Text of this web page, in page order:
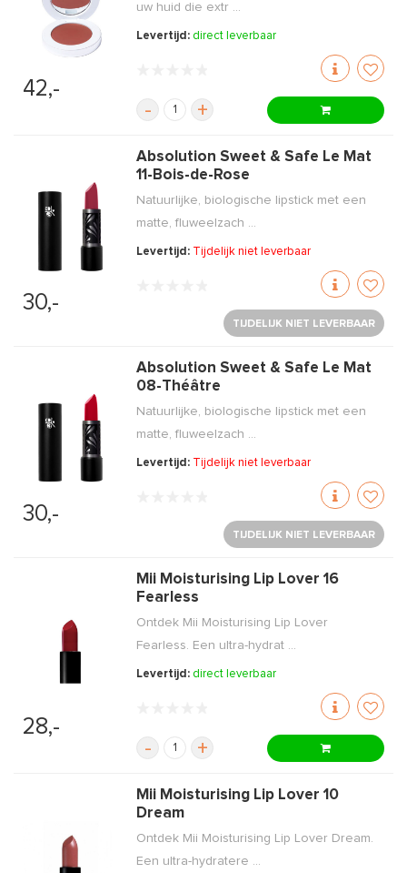
42,-
uw huid die extr ...
Levertijd: direct leverbaar
- +
30,-
Absolution Sweet & Safe Le Mat
11-Bois-de-Rose
Natuurlijke, biologische lipstick met een
matte, fluweelzach ...
Levertijd: Tijdelijk niet leverbaar
TIJDELIJK NIET LEVERBAAR
30,-
Absolution Sweet & Safe Le Mat
08-Théâtre
Natuurlijke, biologische lipstick met een
matte, fluweelzach ...
Levertijd: Tijdelijk niet leverbaar
TIJDELIJK NIET LEVERBAAR
28,-
Mii Moisturising Lip Lover 16
Fearless
Ontdek Mii Moisturising Lip Lover
Fearless. Een ultra-hydrat ...
Levertijd: direct leverbaar
- +
Mii Moisturising Lip Lover 10
Dream
Ontdek Mii Moisturising Lip Lover Dream.
Een ultra-hydratere ...